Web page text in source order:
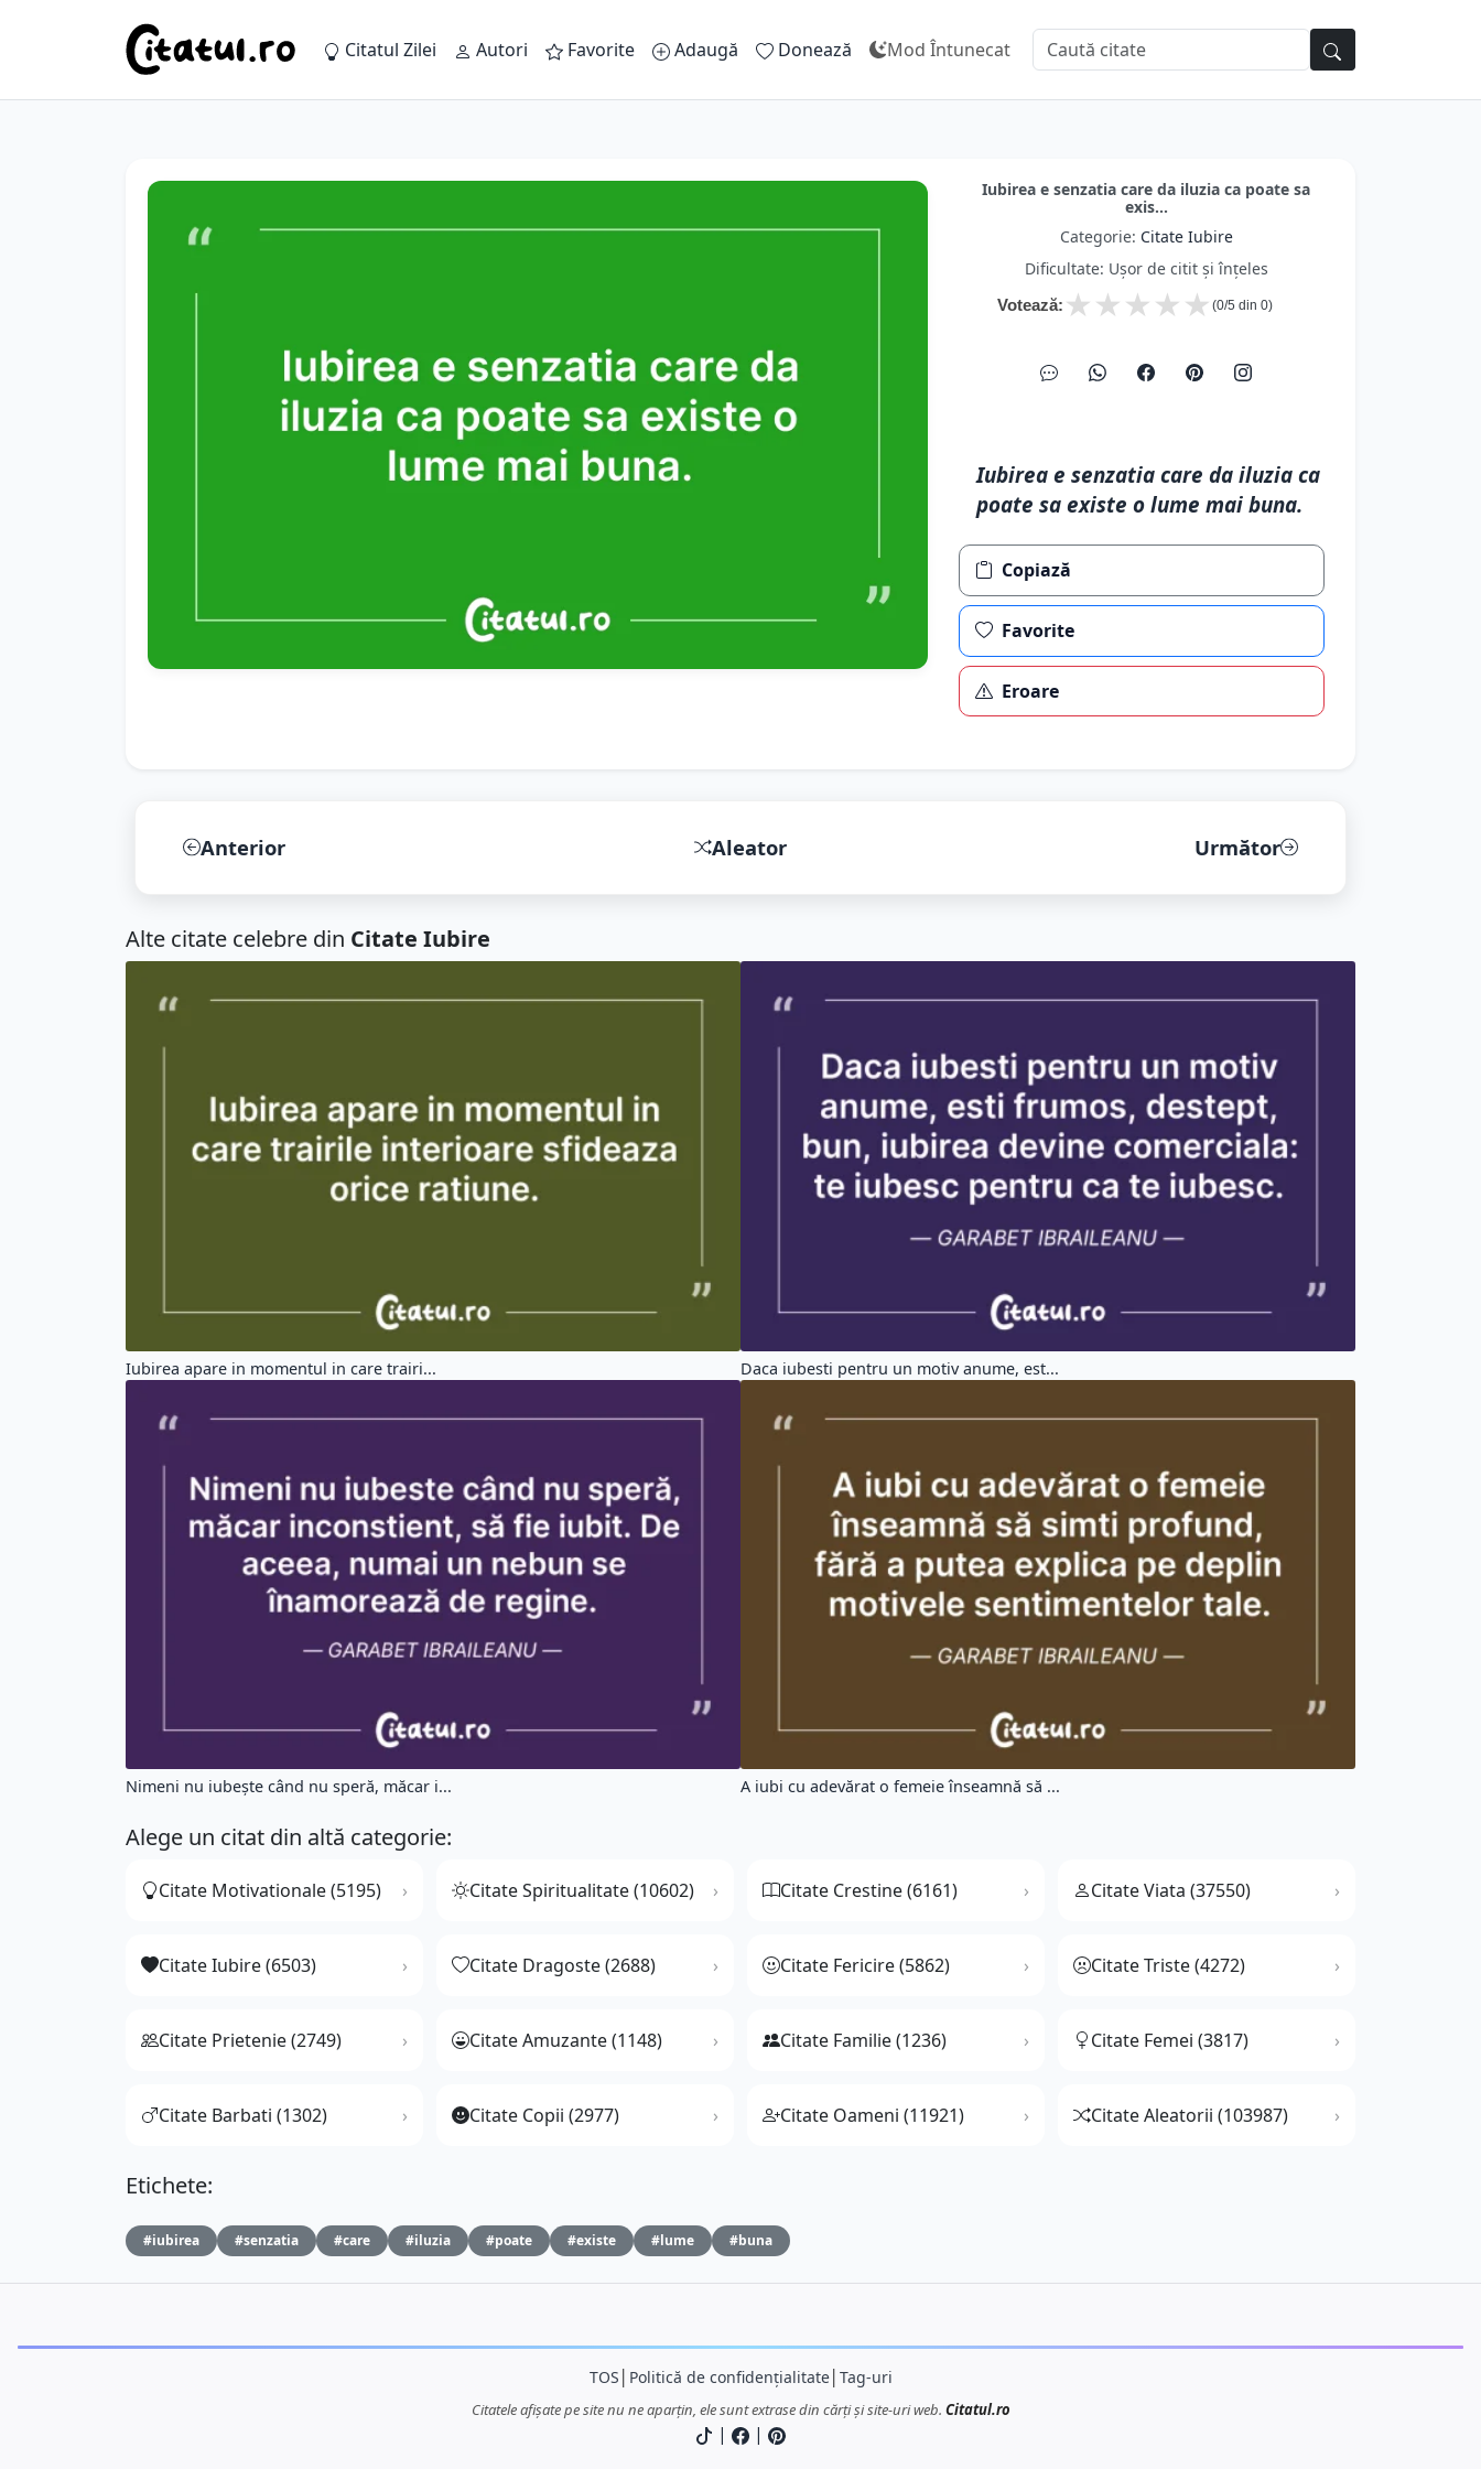
Citatul Zilei Autori Favorite Adaugă Donează Mod Întunecat
Iubirea e senzatia care da iluzia ca poate sa
exis...
Categorie: Citate Iubire
Dificultate: Ușor de citit și înțeles
Votează: ★
★
★
★
★ (0/5 din 0)
Iubirea e senzatia care da iluzia ca
poate sa existe o lume mai buna.
Copiază
Favorite
Eroare
Anterior Aleator Următor
Alte citate celebre din Citate Iubire
Iubirea apare in momentul in care trairi... Daca iubesti pentru un motiv anume, est...
Nimeni nu iubește când nu speră, măcar i... A iubi cu adevărat o femeie înseamnă să ...
Alege un citat din altă categorie:
Citate Motivationale (5195) Citate Spiritualitate (10602) Citate Crestine (6161) Citate Viata (37550)
Citate Iubire (6503) Citate Dragoste (2688) Citate Fericire (5862) Citate Triste (4272)
Citate Prietenie (2749) Citate Amuzante (1148) Citate Familie (1236) Citate Femei (3817)
Citate Barbati (1302) Citate Copii (2977) Citate Oameni (11921) Citate Aleatorii (103987)
Etichete:
#iubirea #senzatia #care #iluzia #poate #existe #lume #buna
TOS Politică de confidențialitate│ Tag-uri
Citatele afișate pe site nu ne aparțin, ele sunt extrase din cărți și site-uri web. Citatul.ro
| |